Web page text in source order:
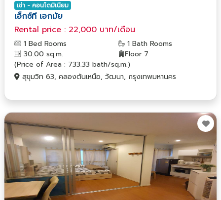
เช่า - คอนโดมิเนียม
เอ็กซ์ที เอกมัย
Rental price : 22,000 บาท/เดือน
1 Bed Rooms
1 Bath Rooms
30.00 sq.m.
Floor 7
(Price of Area : 733.33 bath/sq.m.)
สุขุมวิท 63, คลองตันเหนือ, วัฒนา, กรุงเทพมหานคร